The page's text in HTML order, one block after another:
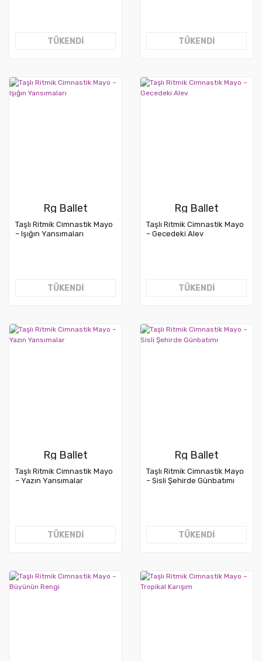
TÜKENDİ TÜKENDİ
Rg Ballet
Taşlı Ritmik Cimnastik Mayo
– Işığın Yansımaları
TÜKENDİ
Rg Ballet
Taşlı Ritmik Cimnastik Mayo
– Gecedeki Alev
TÜKENDİ
Rg Ballet
Taşlı Ritmik Cimnastik Mayo
– Yazın Yansımalar
TÜKENDİ
Rg Ballet
Taşlı Ritmik Cimnastik Mayo
– Sisli Şehirde Günbatımı
TÜKENDİ